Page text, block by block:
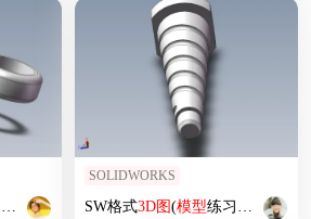
SOLIDWORKS
SW格式3D图(模型练习题)-058